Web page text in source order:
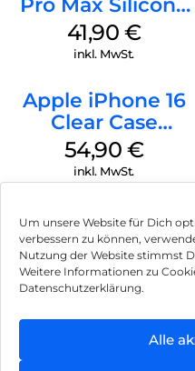
Um unsere Website für Dich
verbessern zu können,
Nutzung der Website stimmst
Weitere Informationen zu
Datenschutzerklärung.
Alle
Pro Max Silicone
Case MagSafe
Ultramarine
41,90 €
inkl. MwSt.
Apple iPhone 16
Clear Case
MagSafe
Transparent
54,90 €
inkl. MwSt.
Impressum